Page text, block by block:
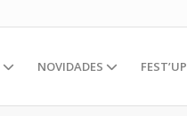
NOVIDADES FEST’UP